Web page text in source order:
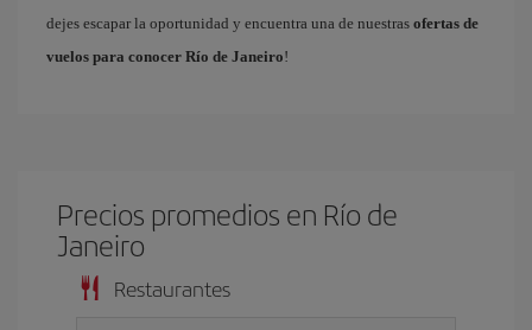
dejes escapar la oportunidad y encuentra una de nuestras ofertas de
vuelos para conocer Río de Janeiro!
Precios promedios en Río de
Janeiro
Restaurantes